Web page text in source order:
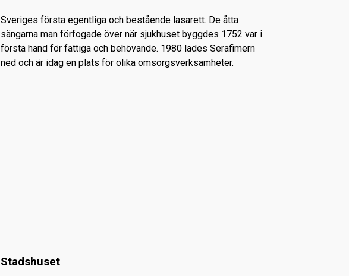
Sveriges första egentliga och bestående lasarett. De åtta
sängarna man förfogade över när sjukhuset byggdes 1752 var i
första hand för fattiga och behövande. 1980 lades Serafimern
ned och är idag en plats för olika omsorgs­verksamheter.
Stadshuset